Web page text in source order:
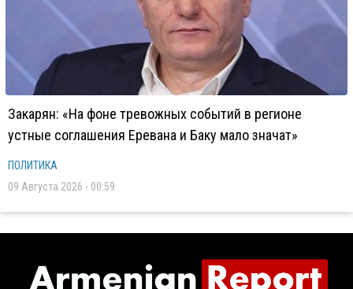
Закарян: «На фоне тревожных событий в регионе
устные соглашения Еревана и Баку мало значат»
ПОЛИТИКА
09 Августа 2026 - 00:59